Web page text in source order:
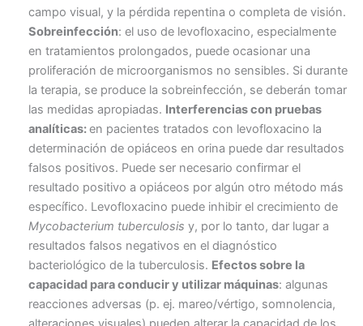
campo visual, y la pérdida repentina o completa de visión.
Sobreinfección: el uso de levofloxacino, especialmente
en tratamientos prolongados, puede ocasionar una
proliferación de microorganismos no sensibles. Si durante
la terapia, se produce la sobreinfección, se deberán tomar
las medidas apropiadas. Interferencias con pruebas
analíticas:en pacientes tratados con levofloxacino la
determinación de opiáceos en orina puede dar resultados
falsos positivos. Puede ser necesario confirmar el
resultado positivo a opiáceos por algún otro método más
específico. Levofloxacino puede inhibir el crecimiento de
Mycobacterium tuberculosis y, por lo tanto, dar lugar a
resultados falsos negativos en el diagnóstico
bacteriológico de la tuberculosis. Efectos sobre la
capacidad para conducir y utilizar máquinas: algunas
reacciones adversas (p. ej. mareo/vértigo, somnolencia,